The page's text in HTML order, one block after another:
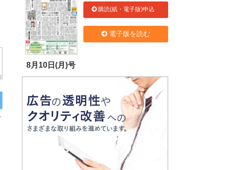
8月10日(月)号
購読(紙・電子版)申込
電子版を読む